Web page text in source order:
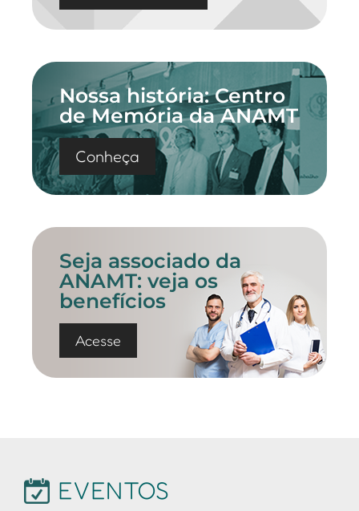
Nossa história: Centro
de Memória da ANAMT
Conheça
Seja associado da
ANAMT: veja os
benefícios
Acesse
EVENTOS